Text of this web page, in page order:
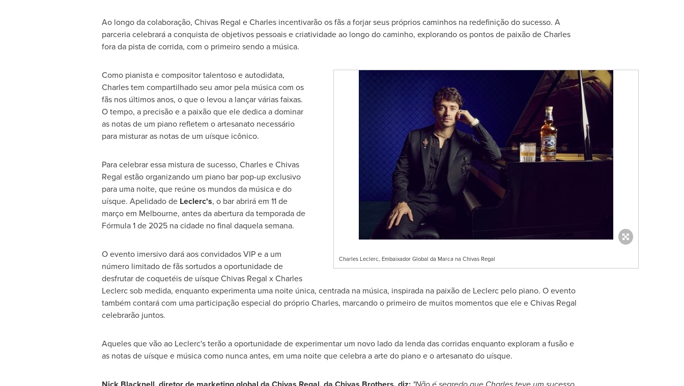
Ao longo da colaboração, Chivas Regal e Charles incentivarão os fãs a forjar seus próprios caminhos na redefinição do sucesso. A
parceria celebrará a conquista de objetivos pessoais e criatividade ao longo do caminho, explorando os pontos de paixão de Charles
fora da pista de corrida, com o primeiro sendo a música.
Charles Leclerc, Embaixador Global da Marca na Chivas Regal
Como pianista e compositor talentoso e autodidata,
Charles tem compartilhado seu amor pela música com os
fãs nos últimos anos, o que o levou a lançar várias faixas.
O tempo, a precisão e a paixão que ele dedica a dominar
as notas de um piano refletem o artesanato necessário
para misturar as notas de um uísque icônico.
Para celebrar essa mistura de sucesso, Charles eChivas
Regal estão organizando um piano bar pop-up exclusivo
para uma noite, que reúne os mundos da música e do
uísque. Apelidado de Leclerc's, o bar abrirá em 11 de
março em Melbourne, antes da abertura da temporada de
Fórmula 1 de 2025 na cidade no final daquela semana.
O evento imersivo dará aos convidados VIP e a um
número limitado de fãs sortudos a oportunidade de
desfrutar de coquetéis de uísqueChivas Regal xCharles
Leclercsob medida, enquanto experimenta uma noite única, centrada na música, inspirada na paixão de Leclerc pelo piano. O evento
também contará com uma participação especial do próprio Charles, marcando o primeiro de muitos momentos que ele eChivas Regal
celebrarão juntos.
Aqueles que vão ao Leclerc's terão a oportunidade de experimentar um novo lado da lenda das corridas enquanto exploram a fusão e
as notas de uísque e música como nunca antes, em uma noite que celebra a arte do piano e o artesanato do uísque.